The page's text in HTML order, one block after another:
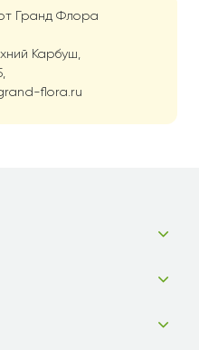
Гранд Флора
Карбуш,
flora.ru